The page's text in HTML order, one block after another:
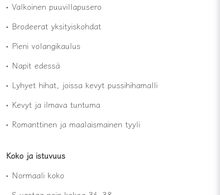
• Valkoinen puuvillapusero
• Brodeerat yksityiskohdat
• Pieni volangikaulus
• Napit edessä
• Lyhyet hihat, joissa kevyt pussihihamalli
• Kevyt ja ilmava tuntuma
• Romanttinen ja maalaismainen tyyli
Koko ja istuvuus
• Normaali koko